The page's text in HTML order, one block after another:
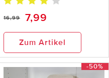
16,99 7,99
Zum Artikel
-50%